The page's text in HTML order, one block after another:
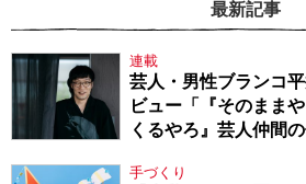
最新記事
連載
芸人・男性ブランコ
ビュー「『そのまま
くるやろ』芸人仲間
手づくり